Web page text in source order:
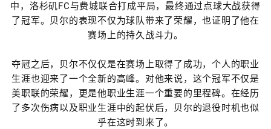
中，洛杉矶FC与费城联合打成平局，最终通过点球大战获得
了冠军。贝尔的表现不仅为球队带来了荣耀，也证明了他在
赛场上的持久战斗力。
夺冠之后，贝尔不仅仅是在赛场上取得了成功，个人的职业
生涯也迎来了一个全新的高峰。对他来说，这个冠军不仅是
美职联的荣耀，更是他职业生涯一个重要的里程碑。在经历
了多次伤病以及职业生涯中的起伏后，贝尔的退役时机也似
乎在这时到来了。